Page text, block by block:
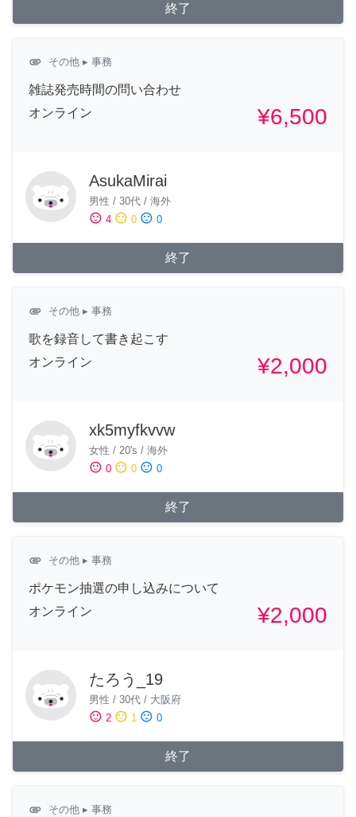
終了
attachment その他 ▸ 事務
雑誌発売時間の問い合わせ
オンライン
¥6,500
AsukaMirai
男性 / 30代 / 海外
sentiment_satisfied 4 sentiment_neutral 0 sentiment_dissatisfied 0
終了
attachment その他 ▸ 事務
歌を録音して書き起こす
オンライン
¥2,000
xk5myfkvvw
女性 / 20's / 海外
sentiment_satisfied 0 sentiment_neutral 0 sentiment_dissatisfied 0
終了
attachment その他 ▸ 事務
ポケモン抽選の申し込みについて
オンライン
¥2,000
たろう_19
男性 / 30代 / 大阪府
sentiment_satisfied 2 sentiment_neutral 1 sentiment_dissatisfied 0
終了
attachment その他 ▸ 事務